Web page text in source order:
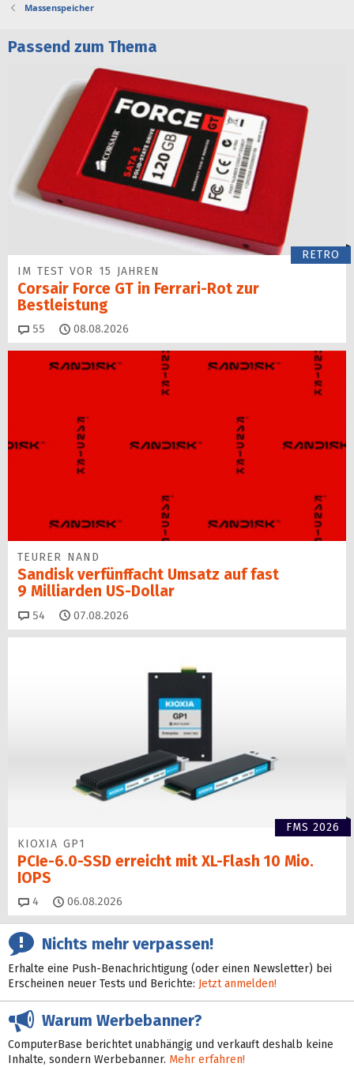
Massenspeicher
Passend zum Thema
RETRO
IM TEST VOR 15 JAHREN
Corsair Force GT in Ferrari-Rot zur
Bestleistung
55 Kommentare
08.08.2026
TEURER NAND
Sandisk verfünffacht Umsatz auf fast
9 Milliarden US-Dollar
54 Kommentare
07.08.2026
FMS 2026
KIOXIA GP1
PCIe-6.0-SSD erreicht mit XL-Flash 10 Mio.
IOPS
4 Kommentare
06.08.2026
Nichts mehr verpassen!
Erhalte eine Push-Benachrichtigung (oder einen Newsletter) bei
Erscheinen neuer Tests und Berichte: Jetzt anmelden!
Warum Werbebanner?
ComputerBase berichtet unabhängig und verkauft deshalb keine
Inhalte, sondern Werbebanner. Mehr erfahren!